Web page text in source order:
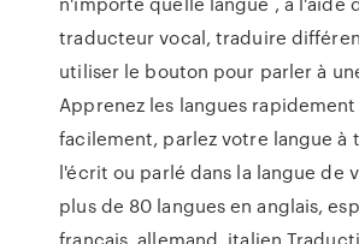
traducteur vocal, traduire
utiliser le bouton pour parler à
Apprenez les langues
facilement, parlez votre langue à
l'écrit ou parlé dans la langue de
plus de 80 langues en anglais,
français, allemand, italien